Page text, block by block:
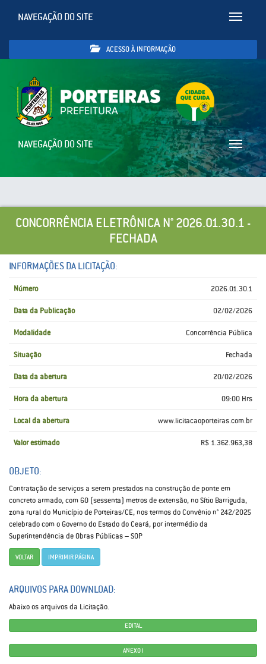
Toggle
NAVEGAÇÃO DO SITE
ACESSO À INFORMAÇÃO
Toggle
NAVEGAÇÃO DO SITE
CONCORRÊNCIA ELETRÔNICA N° 2026.01.30.1 -
FECHADA
INFORMAÇÕES DA LICITAÇÃO:
Número 2026.01.30.1
Data da Publicação 02/02/2026
Modalidade Concorrência Pública
Situação Fechada
Data da abertura 20/02/2026
Hora da abertura 09:00 Hrs
Local da abertura www.licitacaoporteiras.com.br
Valor estimado R$ 1.362.963,38
OBJETO:
Contratação de serviços a serem prestados na construção de ponte em
concreto armado, com 60 (sessenta) metros de extensão, no Sítio Barriguda,
zona rural do Município de Porteiras/CE, nos termos do Convênio n° 242/2025
celebrado com o Governo do Estado do Ceará, por intermédio da
Superintendência de Obras Públicas – SOP
VOLTAR IMPRIMIR PÁGINA
ARQUIVOS PARA DOWNLOAD:
Abaixo os arquivos da Licitação.
EDITAL
ANEXO I